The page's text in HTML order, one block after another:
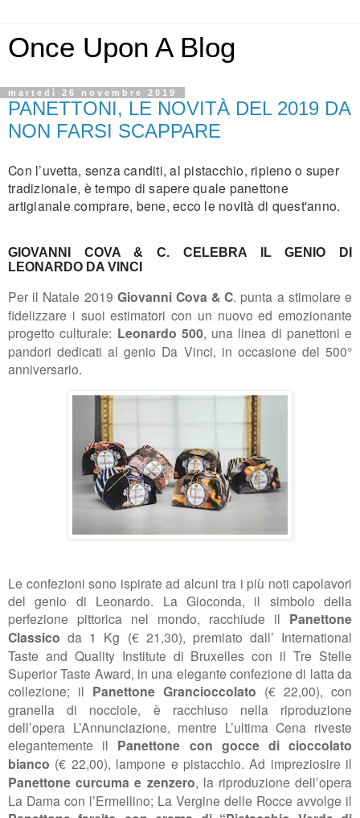
Once Upon A Blog
martedì 26 novembre 2019
PANETTONI, LE NOVITÀ DEL 2019 DA
NON FARSI SCAPPARE
Con l’uvetta, senza canditi, al pistacchio, ripieno o super
tradizionale, è tempo disapere quale panettone
artigianale comprare, bene, ecco le novità di quest'anno.
GIOVANNI COVA & C. CELEBRA IL GENIO DI
LEONARDO DA VINCI
Per il Natale 2019 Giovanni Cova & C. punta a stimolare e
fidelizzare i suoi estimatori con un nuovo ed emozionante
progetto culturale: Leonardo 500, una linea di panettoni e
pandori dedicati al genio Da Vinci, in occasione del 500°
anniversario.
Le confezioni sono ispirate ad alcuni tra i più noti capolavori
del genio di Leonardo. La Gioconda, il simbolo della
perfezione pittorica nel mondo, racchiude il Panettone
Classico da 1 Kg (€ 21,30), premiato dall’ International
Taste and Quality Institute di Bruxelles con il Tre Stelle
Superior Taste Award, in una elegante confezione di latta da
collezione; il Panettone Grancioccolato (€ 22,00), con
granella di nocciole, è racchiuso nella riproduzione
dell’opera L’Annunciazione, mentre L’ultima Cena riveste
elegantemente il Panettone con gocce di cioccolato
bianco (€ 22,00), lampone e pistacchio. Ad impreziosire il
Panettone curcuma e zenzero, la riproduzione dell’opera
La Dama con l’Ermellino; La Vergine delle Rocce avvolge il